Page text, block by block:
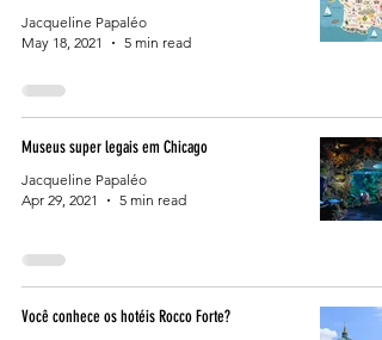
Jacqueline Papaléo
May 18, 2021
5 min read
Museus super legais em Chicago
Jacqueline Papaléo
Apr 29, 2021
5 min read
Você conhece os hotéis Rocco Forte?